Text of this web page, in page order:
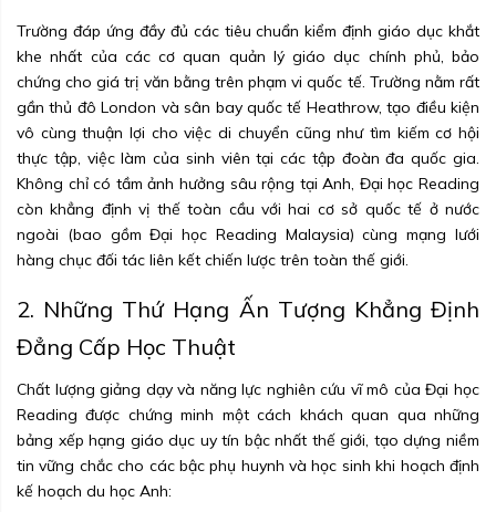
Trường đáp ứng đầy đủ các tiêu chuẩn kiểm định giáo dục khắt
khe nhất của các cơ quan quản lý giáo dục chính phủ, bảo
chứng cho giá trị văn bằng trên phạm vi quốc tế. Trường nằm rất
gần thủ đô London và sân bay quốc tế Heathrow, tạo điều kiện
vô cùng thuận lợi cho việc di chuyển cũng như tìm kiếm cơ hội
thực tập, việc làm của sinh viên tại các tập đoàn đa quốc gia.
Không chỉ có tầm ảnh hưởng sâu rộng tại Anh, Đại học Reading
còn khẳng định vị thế toàn cầu với hai cơ sở quốc tế ở nước
ngoài (bao gồm Đại học Reading Malaysia) cùng mạng lưới
hàng chục đối tác liên kết chiến lược trên toàn thế giới.
2. Những Thứ Hạng Ấn Tượng Khẳng Định
Đẳng Cấp Học Thuật
Chất lượng giảng dạy và năng lực nghiên cứu vĩ mô của Đại học
Reading được chứng minh một cách khách quan qua những
bảng xếp hạng giáo dục uy tín bậc nhất thế giới, tạo dựng niềm
tin vững chắc cho các bậc phụ huynh và học sinh khi hoạch định
kế hoạch du học Anh: